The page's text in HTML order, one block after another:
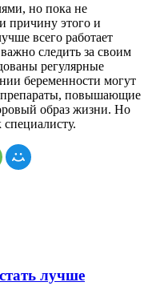
но пока не
причину этого и
всего работает
следить за своим
регулярные
беременности могут
препараты, повышающие
образ жизни. Но
лучше